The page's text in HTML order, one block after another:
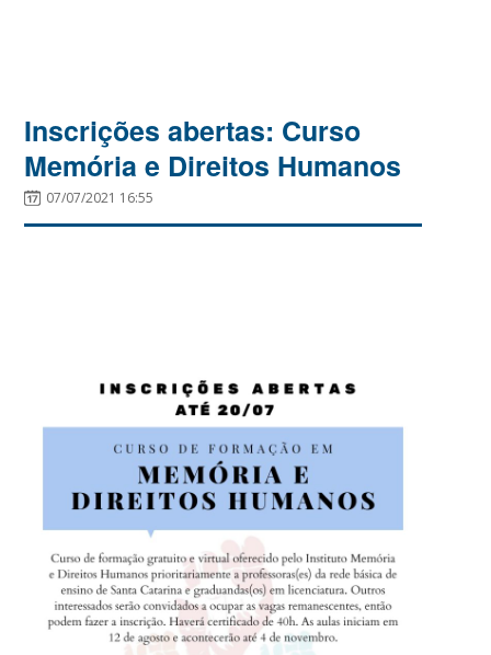
Inscrições abertas: Curso
Memória e Direitos Humanos
07/07/2021 16:55